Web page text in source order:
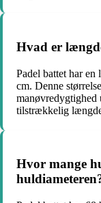
Hvad er
Padel battet har
cm. Denne
manøvredygtighed
tilstrækkelig
Hvor mange